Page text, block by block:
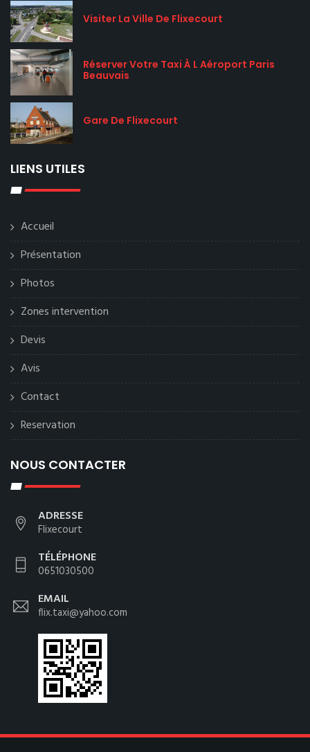
Visiter La Ville De Flixecourt
Réserver Votre Taxi À L Aéroport Paris
Beauvais
Gare De Flixecourt
LIENS UTILES
Accueil
Présentation
Photos
Zones intervention
Devis
Avis
Contact
Reservation
NOUS CONTACTER
ADRESSE
Flixecourt
TÉLÉPHONE
0651030500
EMAIL
flix.taxi@yahoo.com